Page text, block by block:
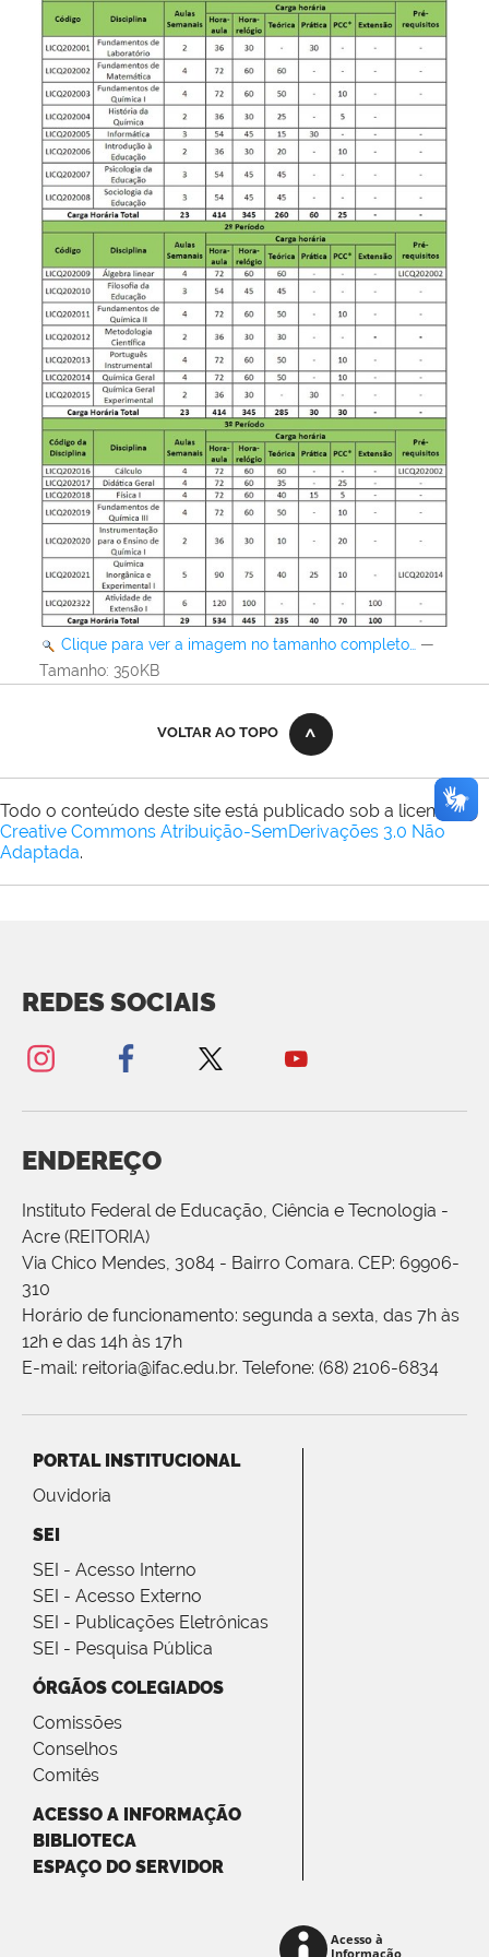
Clique para ver a imagem no tamanho completo… —
Tamanho: 350KB
VOLTAR AO TOPO
Todo o conteúdo deste site está publicado sob a licença
Creative Commons Atribuição-SemDerivações 3.0 Não
Adaptada.
REDES SOCIAIS
ENDEREÇO
Instituto Federal de Educação, Ciência e Tecnologia -
Acre (REITORIA)
Via Chico Mendes, 3084 - Bairro Comara. CEP: 69906-
310
Horário de funcionamento: segunda a sexta, das 7h às
12h e das 14h às 17h
E-mail: reitoria@ifac.edu.br. Telefone: (68) 2106-6834
PORTAL INSTITUCIONAL
Ouvidoria
SEI
SEI - Acesso Interno
SEI - Acesso Externo
SEI - Publicações Eletrônicas
SEI - Pesquisa Pública
ÓRGÃOS COLEGIADOS
Comissões
Conselhos
Comitês
ACESSO A INFORMAÇÃO
BIBLIOTECA
ESPAÇO DO SERVIDOR